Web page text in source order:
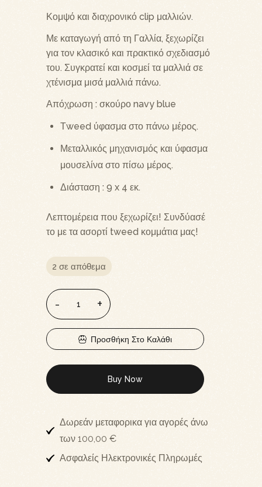
Κομψό και διαχρονικό clip μαλλιών.
Με καταγωγή από τη Γαλλία, ξεχωρίζει
για τον κλασικό και πρακτικό σχεδιασμό
του. Συγκρατεί και κοσμεί τα μαλλιά σε
χτένισμα μισά μαλλιά πάνω.
Απόχρωση : σκούρο navy blue
Τweed ύφασμα στο πάνω μέρος.
Μεταλλικός μηχανισμός και ύφασμα
μουσελίνα στο πίσω μέρος.
Διάσταση : 9 x 4 εκ.
Λεπτομέρεια που ξεχωρίζει! Συνδύασέ
το με τα ασορτί tweed κομμάτια μας!
2 σε απόθεμα
Προσθήκη Στο Καλάθι
Buy Now
Δωρεάν μεταφορικα για αγορές άνω
των 100,00 €
Ασφαλείς Ηλεκτρονικές Πληρωμές